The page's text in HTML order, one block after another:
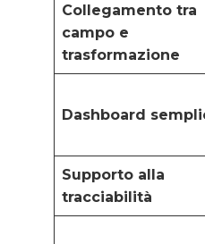
Collegamento tra
campo e
trasformazione
Dashboard
Supporto alla
tracciabilità